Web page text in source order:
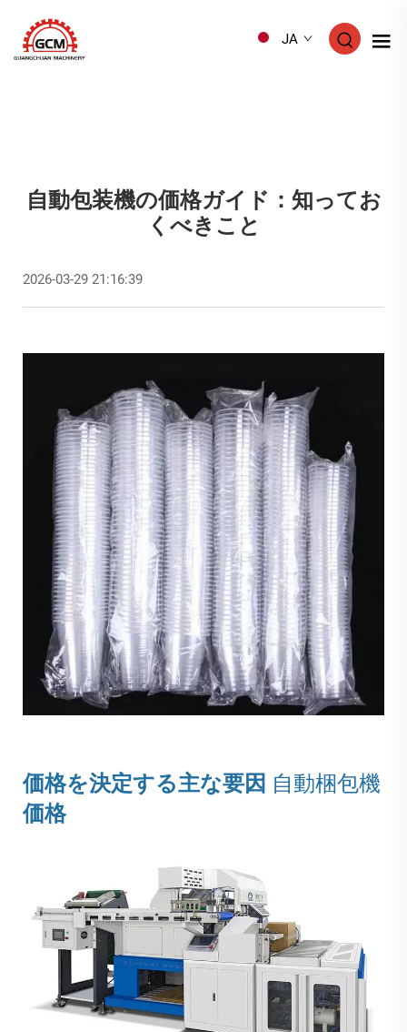
JA
自動包装機の価格ガイド：知ってお
くべきこと
2026-03-29 21:16:39
価格を決定する主な要因 自動梱包機
価格